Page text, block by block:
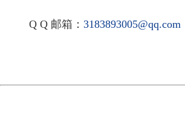
Q Q 邮箱： 3183893005@qq.com